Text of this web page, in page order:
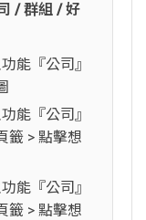
/ 群組 / 好
能『公司』
能『公司』
籤 > 點擊想
能『公司』
籤 > 點擊想